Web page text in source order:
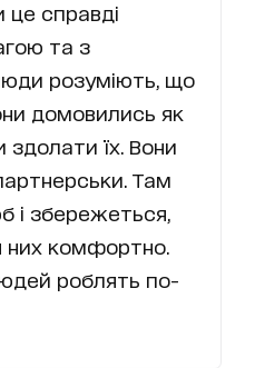
це справді
та з
розуміють, що
домовились як
здолати їх. Вони
Там
збережеться,
них комфортно.
роблять по-